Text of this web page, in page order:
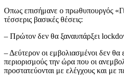
Οπως επισήμανε ο πρωθυπουργός
τέσσερις βασικές θέσεις:
– Πρώτον δεν θα ξαναυπάρξει
– Δεύτερον οι εμβολιασμένοι δεν θα
περιορισμούς την ώρα που οι
προστατεύονται με ελέγχους και με